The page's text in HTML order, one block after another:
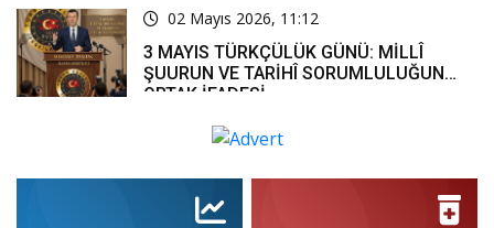
02 Mayıs 2026, 11:12
3 MAYIS TÜRKÇÜLÜK GÜNÜ: MİLLÎ
ŞUURUN VE TARİHÎ SORUMLULUĞUN
ORTAK İFADESİ